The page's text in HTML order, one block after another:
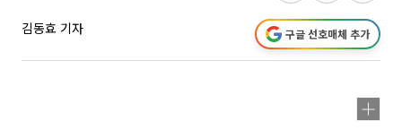
김동효 기자 구글 선호매체 추가